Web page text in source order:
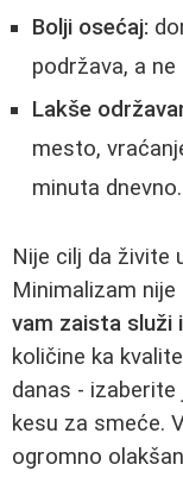
Bolji osećaj:
podržava, a ne
Lakše
mesto,
minuta dnevno.
Nije cilj da živite
Minimalizam
vam zaista služi
količine ka
danas - izaberite
kesu za smeće.
ogromno